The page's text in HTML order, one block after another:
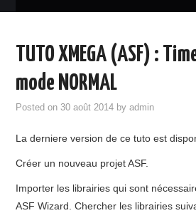
DOMOTIQUE
INFORMATIQUE
FORUM
TUTO XMEGA (ASF) :
mode NORMAL
Posted on 30 août 2014 byadmin
La derniere version de ce tuto est
Créer un nouveau projet ASF.
Importer les librairies qui sont
ASF Wizard. Chercher les librairies